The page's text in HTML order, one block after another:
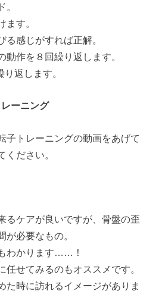
。
ます。
る感じがすれば正解。
動作を８回繰り返します。
返します。
ーニング
子トレーニングの動画をあげて
ください。
るケアが良いですが、骨盤の歪
が必要なもの。
わかります……！
任せてみるのもオススメです。
た時に訪れるイメージがありま